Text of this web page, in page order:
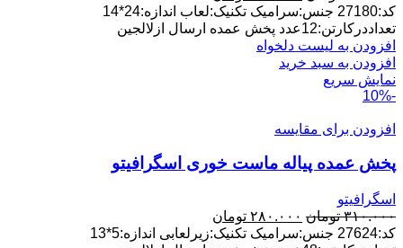
اصلی:
۱۸۰.۰۰۰ تومان
بود.
فعلی:
۱۵۰.۰۰۰ تومان.
کد:27180 جنس:سرامیک تکنیک:لعاب اندازه:24*14
تعداددرکارتن:12عدد پخش عمده ارسال ازلالجین
افزودن به لیست دلخواه
افزودن به سبد خرید
نمایش سریع
-10%
افزودن برای مقایسه
پخش عمده پیاله ماست خوری اسگرافیتو
اسگرافیتو
۳۱۰.۰۰۰ تومان قیمت
اصلی:
۲۸۰.۰۰۰ تومان
فعلی:
کد:27624 جنس:سرامیک تکنیک:زیرلعابی اندازه:5*13